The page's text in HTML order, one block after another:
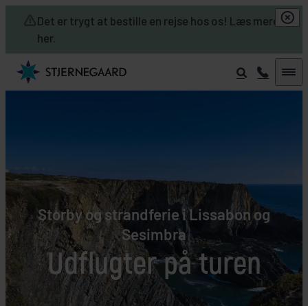
Det er trygt at bestille en rejse hos os! Læs mere
her.
Skip to main content
Storby og strandferie i Lissabon og
Sesimbra
Udflugter på turen